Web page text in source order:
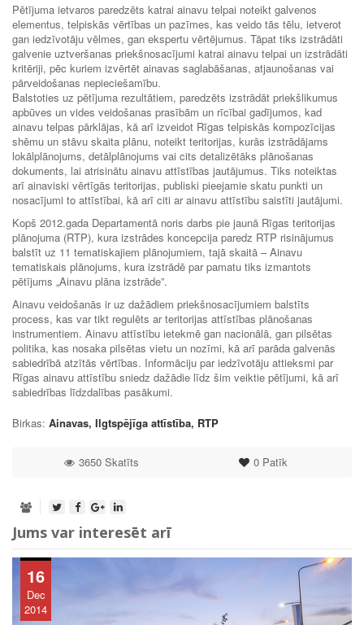
Pētījuma ietvaros paredzēts katrai ainavu telpai noteikt galvenos
elementus, telpiskās vērtības un pazīmes, kas veido tās tēlu, ietverot
gan iedzīvotāju vēlmes, gan ekspertu vērtējumus. Tāpat tiks izstrādāti
galvenie uztveršanas priekšnosacījumi katrai ainavu telpai un izstrādāti
kritēriji, pēc kuriem izvērtēt ainavas saglabāšanas, atjaunošanas vai
pārveidošanas nepieciešamību.
Balstoties uz pētījuma rezultātiem, paredzēts izstrādāt priekšlikumus
apbūves un vides veidošanas prasībām un rīcībai gadījumos, kad
ainavu telpas pārklājas, kā arī izveidot Rīgas telpiskās kompozīcijas
shēmu un stāvu skaita plānu, noteikt teritorijas, kurās izstrādājams
lokālplānojums, detālplānojums vai cits detalizētāks plānošanas
dokuments, lai atrisinātu ainavu attīstības jautājumus. Tiks noteiktas
arī ainaviski vērtīgās teritorijas, publiski pieejamie skatu punkti un
nosacījumi to attīstībai, kā arī citi ar ainavu attīstību saistīti jautājumi.
Kopš 2012.gada Departamentā noris darbs pie jaunā Rīgas teritorijas
plānojuma (RTP), kura izstrādes koncepcija paredz RTP risinājumus
balstīt uz 11 tematiskajiem plānojumiem, tajā skaitā – Ainavu
tematiskais plānojums, kura izstrādē par pamatu tiks izmantots
pētījums „Ainavu plāna izstrāde”.
Ainavu veidošanās ir uz dažādiem priekšnosacījumiem balstīts
process, kas var tikt regulēts ar teritorijas attīstības plānošanas
instrumentiem. Ainavu attīstību ietekmē gan nacionālā, gan pilsētas
politika, kas nosaka pilsētas vietu un nozīmi, kā arī parāda galvenās
sabiedrībā atzītās vērtības. Informāciju par iedzīvotāju attieksmi par
Rīgas ainavu attīstību sniedz dažādie līdz šim veiktie pētījumi, kā arī
sabiedrības līdzdalības pasākumi.
Birkas: Ainavas, Ilgtspējīga attīstība, RTP
0Patīk
3650 Skatīts
Jums var interesēt arī
16
Dec
2014